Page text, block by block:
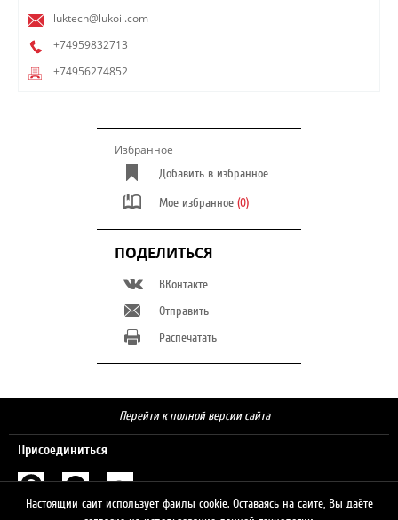
luktech@lukoil.com
+74959832713
+74956274852
Избранное
Добавить в избранное
Мое избранное (0)
ПОДЕЛИТЬСЯ
ВКонтакте
Отправить
Распечатать
Перейти к полной версии сайта
Присоединиться
Настоящий сайт использует файлы cookie. Оставаясь на сайте, Вы даёте